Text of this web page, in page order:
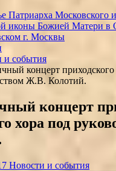
Патриарха Московского
иконы Божией Матери в
г. Москвы
и события
концерт
Ж.В. Колотий.
концерт
хора под
Новости и события